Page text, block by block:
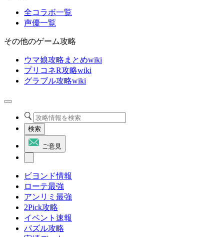
全コラボ一覧
声優一覧
その他のゲーム攻略
ウマ娘攻略まとめwiki
プリコネR攻略wiki
グラブル攻略wiki
検索
ご意見
ビヨンド情報
ローテ最強
アンリミ最強
2Pick攻略
イベント速報
パズル攻略